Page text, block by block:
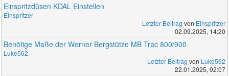
Einspritzdüsen KDAL Einstellen
Einspritzer
Letzter Beitrag von Einspritzer
02.09.2025, 14:20
Benötige Maße der Werner Bergstütze MB Trac 800/900
Luke562
Letzter Beitrag von Luke562
22.01.2025, 02:07